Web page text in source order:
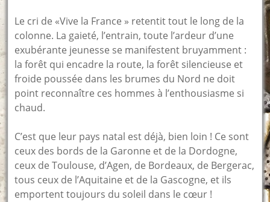
Le cri de «Vive la France » retentit tout le long de la
colonne. La gaieté, l’entrain, toute l’ardeur d’une
exubérante jeunesse se manifestent bruyamment :
la forêt qui encadre la route, la forêt silencieuse et
froide poussée dans les brumes du Nord ne doit
point reconnaître ces hommes à l’enthousiasme si
chaud.
C’est que leur pays natal est déjà, bien loin ! Ce sont
ceux des bords de la Garonne et de la Dordogne,
ceux de Toulouse, d’Agen, de Bordeaux, de Bergerac,
tous ceux de l’Aquitaine et de la Gascogne, et ils
emportent toujours du soleil dans le cœur !